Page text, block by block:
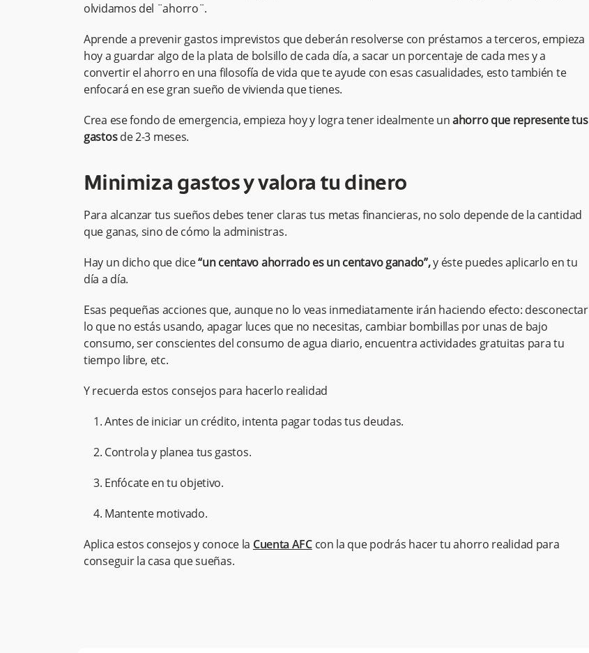
olvidamos del ¨ahorro¨.
Aprende a prevenir gastos imprevistos que deberán resolverse con préstamos a terceros, empieza
hoy a guardar algo de la plata de bolsillo de cada día, a sacar un porcentaje de cada mes y a
convertir el ahorro en una filosofía de vida que te ayude con esas casualidades, esto también te
enfocará en ese gran sueño de vivienda que tienes.
Crea ese fondo de emergencia, empieza hoy y logra tener idealmente unahorro que represente tus
gastosde 2-3 meses.
Minimiza gastos y valora tu dinero
Para alcanzar tus sueños debes tener claras tus metas financieras, no solo depende de la cantidad
que ganas, sino de cómo la administras.
Hay un dicho que dice“un centavo ahorrado es un centavo ganado”,y éste puedes aplicarlo en tu
día a día.
Esas pequeñas acciones que, aunque no lo veas inmediatamente irán haciendo efecto: desconectar
lo que no estás usando, apagar luces que no necesitas, cambiar bombillas por unas de bajo
consumo, ser conscientes del consumo de agua diario, encuentra actividades gratuitas para tu
tiempo libre, etc.
Y recuerda estos consejos para hacerlo realidad
Antes de iniciar un crédito, intenta pagar todas tus deudas.
Controla y planea tus gastos.
Enfócate en tu objetivo.
Mantente motivado.
Aplica estos consejos y conoce la Cuenta AFCcon la que podrás hacer tu ahorro realidad para
conseguir la casa que sueñas.